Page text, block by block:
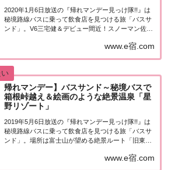
2020年1月6日放送の『帰れマンデー見っけ隊!!』は
秘境路線バスに乗って飲食店を見つける旅「バスサ
ンド」。V6三宅健＆デビュー間近！スノーマン佐久
回のゴールは2020年1月24日オープン！日本初上陸
www.e宿.com
帰れマンデー】バスサンド～秘境バスで
箱根峠越え＆絵画のような絶景温泉「星
野リゾート」
2019年5月6日放送の『帰れマンデー見っけ隊!!』は
秘境路線バスに乗って飲食店を見つける旅「バスサ
ンド」。場所は富士山が望める絶景ルート「旧東海
ク」も！そしてゴールは隠れ家的な箱根の秘湯！サ
www.e宿.com